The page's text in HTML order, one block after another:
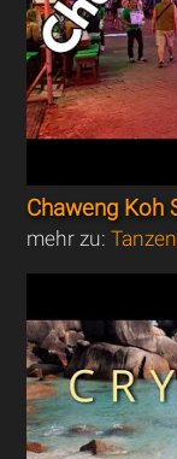
Chaweng Koh
mehr zu: